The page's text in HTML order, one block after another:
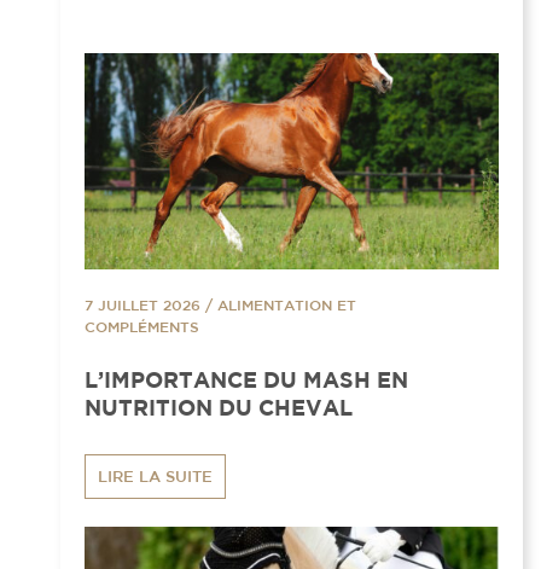
7 JUILLET 2026 / ALIMENTATION ET
COMPLÉMENTS
L’IMPORTANCE DU MASH EN
NUTRITION DU CHEVAL
LIRE LA SUITE